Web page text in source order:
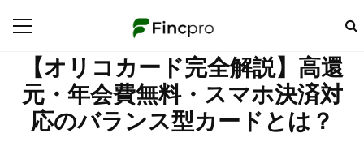
【オリコカード完全解説】高還
元・年会費無料・スマホ決済対
応のバランス型カードとは？